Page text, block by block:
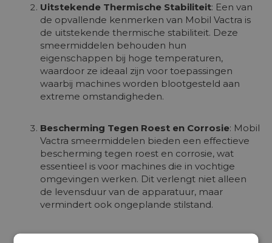
Uitstekende Thermische Stabiliteit: Een van
de opvallende kenmerken van Mobil Vactra is
de uitstekende thermische stabiliteit. Deze
smeermiddelen behouden hun
eigenschappen bij hoge temperaturen,
waardoor ze ideaal zijn voor toepassingen
waarbij machines worden blootgesteld aan
extreme omstandigheden.
Bescherming Tegen Roest en Corrosie: Mobil
Vactra smeermiddelen bieden een effectieve
bescherming tegen roest en corrosie, wat
essentieel is voor machines die in vochtige
omgevingen werken. Dit verlengt niet alleen
de levensduur van de apparatuur, maar
vermindert ook ongeplande stilstand.